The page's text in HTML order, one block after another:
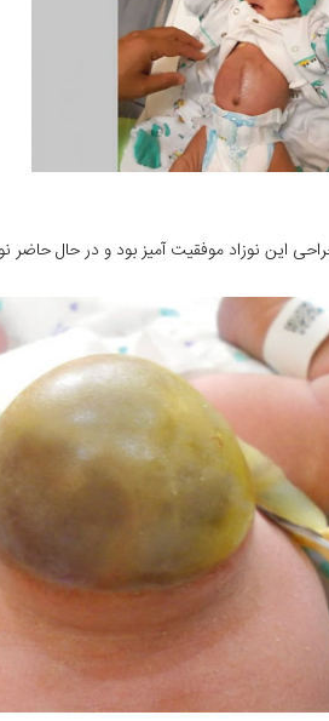
این نوزاد موفقیت آمیز بود و در حال حاضر